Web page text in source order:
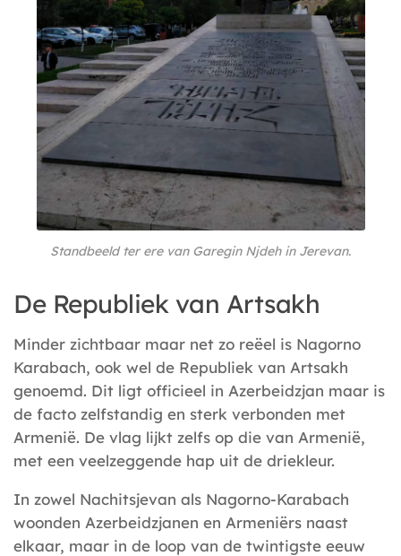
Standbeeld ter ere van Garegin Njdeh in Jerevan.
De Republiek van Artsakh
Minder zichtbaar maar net zo reëel is Nagorno
Karabach, ook wel de Republiek van Artsakh
genoemd. Dit ligt officieel in Azerbeidzjan maar is
de facto zelfstandig en sterk verbonden met
Armenië. De vlag lijkt zelfs op die van Armenië,
met een veelzeggende hap uit de driekleur.
In zowel Nachitsjevan als Nagorno-Karabach
woonden Azerbeidzjanen en Armeniërs naast
elkaar, maar in de loop van de twintigste eeuw